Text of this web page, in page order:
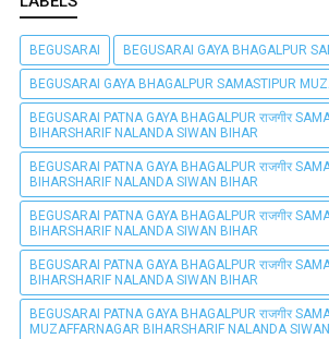
BEGUSARAI BEGUSARAI GAYA BHAGALPUR
BEGUSARAI GAYA BHAGALPUR SAMASTIPUR
BEGUSARAI PATNA GAYA BHAGALPUR राजगीर
BIHARSHARIF NALANDA SIWAN BIHAR
BEGUSARAI PATNA GAYA BHAGALPUR राजगीर
BIHARSHARIF NALANDA SIWAN BIHAR
BEGUSARAI PATNA GAYA BHAGALPUR राजगीर
BIHARSHARIF NALANDA SIWAN BIHAR
BEGUSARAI PATNA GAYA BHAGALPUR राजगीर
BIHARSHARIF NALANDA SIWAN BIHAR
BEGUSARAI PATNA GAYA BHAGALPUR राजगीर
MUZAFFARNAGAR BIHARSHARIF NALANDA